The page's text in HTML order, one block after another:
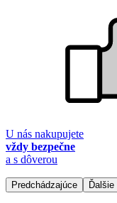
U nás nakupujete
vždy bezpečne
a s dôverou
Predchádzajúce Ďalšie